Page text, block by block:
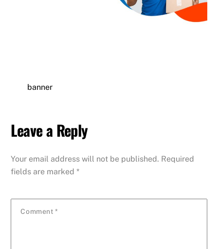
banner
Leave a Reply
Your email address will not be published. Required
fields are marked*
Comment *